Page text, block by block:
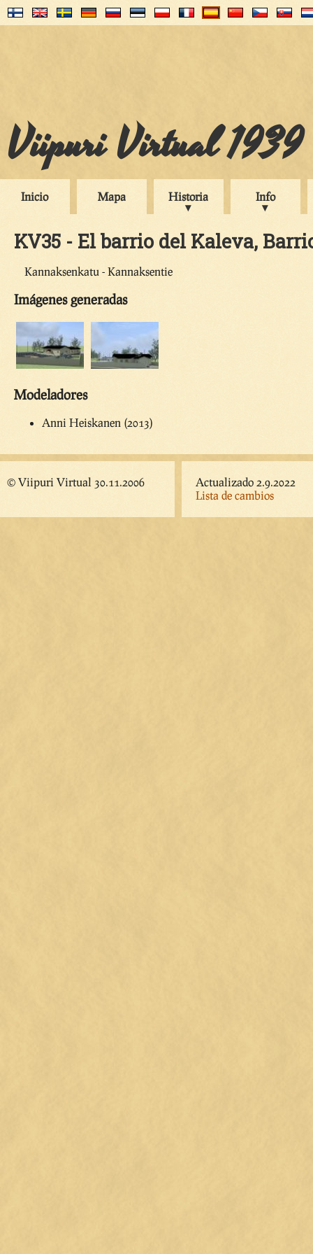
Viipuri Virtual 1939
Inicio Mapa Historia Info
KV35 - El barrio del Kaleva,
Kannaksenkatu - Kannaksentie
Imágenes generadas
Modeladores
Anni Heiskanen (2013)
© Viipuri Virtual 30.11.2006
Actualizado 2.9.2022
Lista de cambios